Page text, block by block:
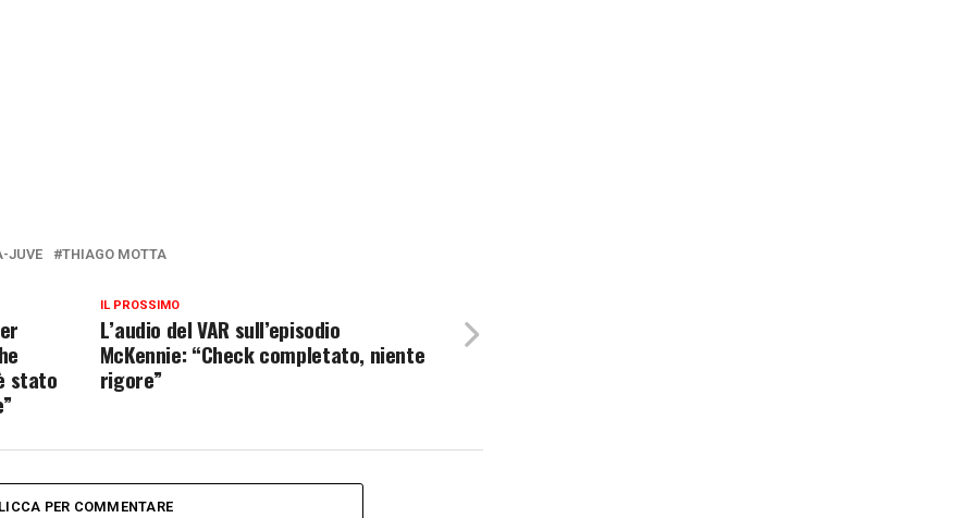
JUVE THIAGO MOTTA
IL PROSSIMO
L’audio del VAR sull’episodio
McKennie: “Check completato, niente
rigore”
stato
PER COMMENTARE